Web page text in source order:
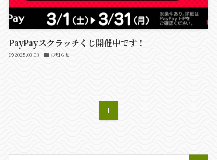
PayPayスクラッチくじ開催中です！
2025.03.03 お知らせ
1